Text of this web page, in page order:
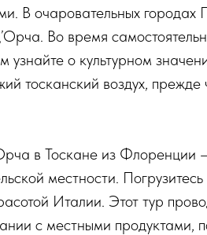
В очаровательных
Во время
о культурном
тосканский воздух,
в Тоскане из Флоренции
местности.
Италии. Этот тур
с местными